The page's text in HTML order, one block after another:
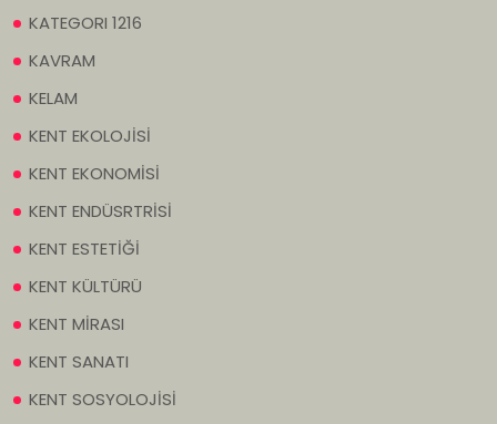
KATEGORI 1216
KAVRAM
KELAM
KENT EKOLOJİSİ
KENT EKONOMİSİ
KENT ENDÜSRTRİSİ
KENT ESTETİĞİ
KENT KÜLTÜRÜ
KENT MİRASI
KENT SANATI
KENT SOSYOLOJİSİ